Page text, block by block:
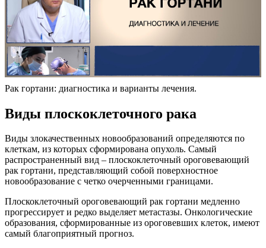
Рак гортани: диагностика и варианты лечения.
Виды плоскоклеточного рака
Виды злокачественных новообразований определяются по
клеткам, из которых сформирована опухоль. Самый
распространенный вид – плоскоклеточный ороговевающий
рак гортани, представляющий собой поверхностное
новообразование с четко очерченными границами.
Плоскоклеточный ороговевающий рак гортани медленно
прогрессирует и редко выделяет метастазы. Онкологические
образования, сформированные из ороговевших клеток, имеют
самый благоприятный прогноз.